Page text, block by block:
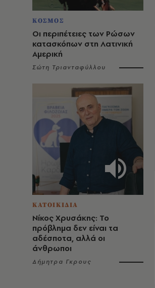
ΚΟΣΜΟΣ
Οι περιπέτειες των Ρώσων
κατασκόπων στη Λατινική
Αμερική
Σώτη Τριανταφύλλου
ΚΑΤΟΙΚΙΔΙΑ
Νίκος Χρυσάκης: Το
πρόβλημα δεν είναι τα
αδέσποτα, αλλά οι
άνθρωποι
Δήμητρα Γκρους